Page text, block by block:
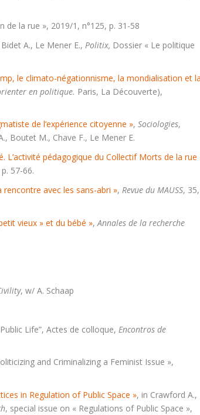
de la rue », 2019/1, n°125, p. 31-58
A., Le Mener E., Politix, Dossier « Le politique
le climato-négationnisme, la mondialisation et
en politique. Paris, La Découverte),
de l’expérience citoyenne »,Sociologies,
Boutet M., Chave F., Le Mener E.
L’activité pédagogique du Collectif Morts de la rue
57-66.
avec les sans-abri »,Revue du MAUSS, 35,
vieux » et du bébé »,Annales de la recherche
, w/ A. Schaap
Life”, Actes de colloque, Encontros de
and Criminalizing a Feminist Issue »,
in Regulation of Public Space », in Crawford A.,
, special issue on « Regulations of Public Space »,